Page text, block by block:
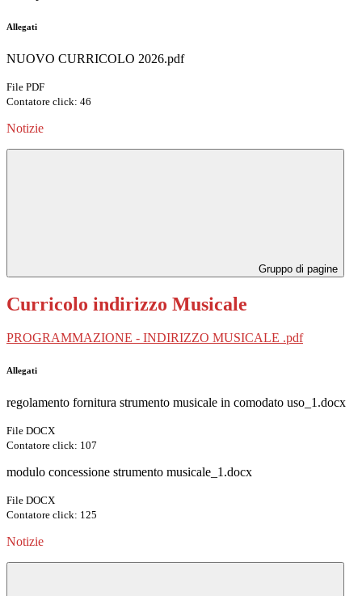
Allegati
NUOVO CURRICOLO 2026.pdf
File PDF
Contatore click: 46
Notizie
Gruppo di pagine
Curricolo indirizzo Musicale
PROGRAMMAZIONE - INDIRIZZO MUSICALE .pdf
Allegati
regolamento fornitura strumento musicale in comodato uso_1.docx
File DOCX
Contatore click: 107
modulo concessione strumento musicale_1.docx
File DOCX
Contatore click: 125
Notizie